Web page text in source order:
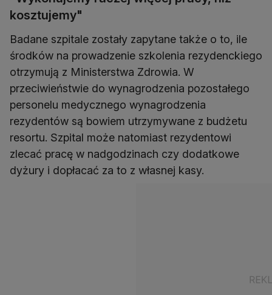
kosztujemy"
Badane szpitale zostały zapytane także o to, ile
środków na prowadzenie szkolenia rezydenckiego
otrzymują z Ministerstwa Zdrowia. W
przeciwieństwie do wynagrodzenia pozostałego
personelu medycznego wynagrodzenia
rezydentów są bowiem utrzymywane z budżetu
resortu. Szpital może natomiast rezydentowi
zlecać pracę w nadgodzinach czy dodatkowe
dyżury i dopłacać za to z własnej kasy.